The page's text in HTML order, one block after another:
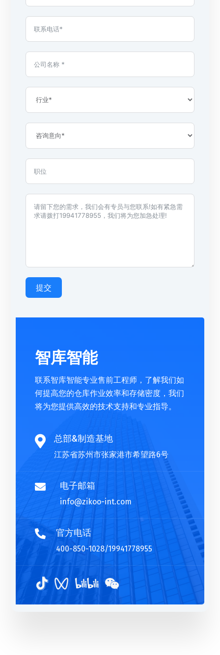
提交
智库智能
联系智库智能专业售前工程师，了解我们如
何提高您的仓库作业效率和存储密度，我们
将为您提供高效的技术支持和专业指导。
 总部&制造基地
江苏省苏州市张家港市希望路6号
 电子邮箱
info@zikoo-int.com
 官方电话
400-850-1028/19941778955